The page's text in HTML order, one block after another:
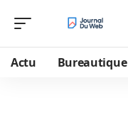
Actu Bureautique